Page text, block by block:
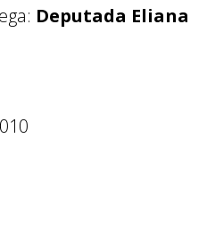
Deputada Eliana